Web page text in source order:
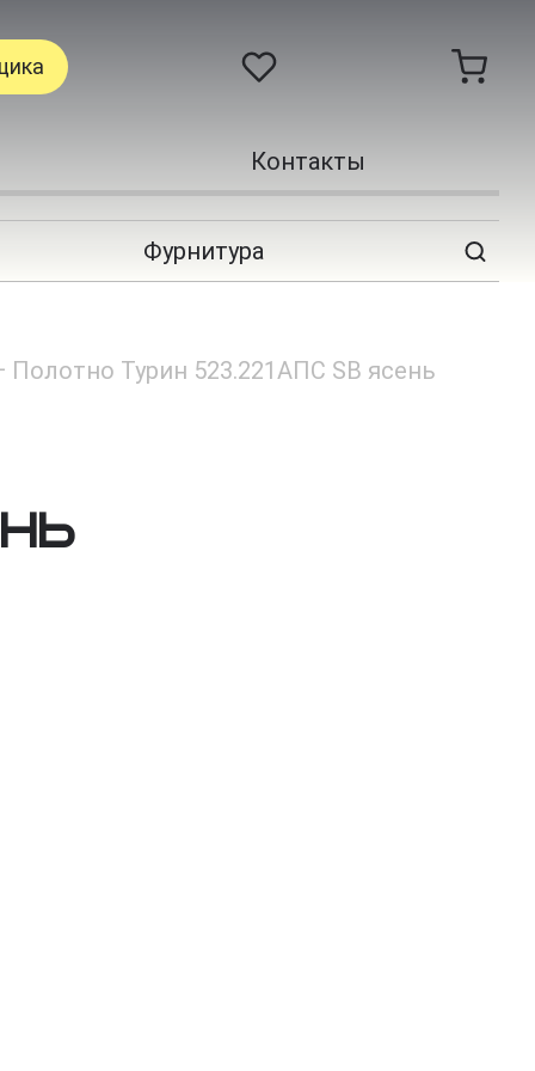
Контакты
Фурнитура
Полотно Турин 523.221АПС SB ясень